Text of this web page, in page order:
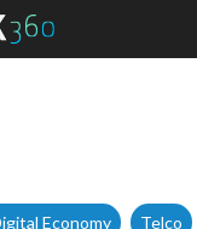
Human
Economy Telco